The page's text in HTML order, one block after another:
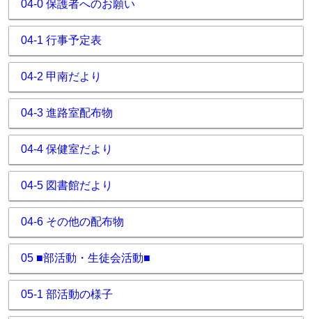
04-0 保護者へのお願い
04-1 行事予定表
04-2 甲南だより
04-3 進路室配布物
04-4 保健室だより
04-5 図書館だより
04-6 その他の配布物
05 ■部活動・生徒会活動■
05-1 部活動の様子